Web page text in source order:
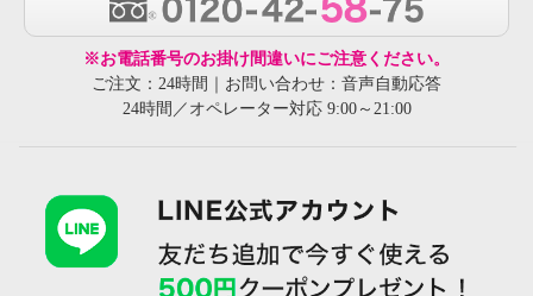
※お電話番号のお掛け間違いにご注意ください。
ご注文：24時間｜お問い合わせ：音声自動応答
24時間／オペレーター対応 9:00～21:00